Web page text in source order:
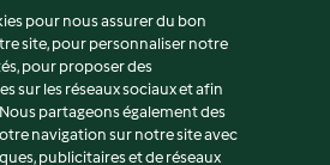
pour nous assurer du bon
site, pour personnaliser notre
pour proposer des
sur les réseaux sociaux et afin
partageons également des
navigation sur notre site avec
publicitaires et de réseaux